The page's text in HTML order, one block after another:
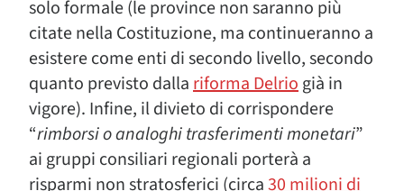
solo formale (le province non saranno più
citate nella Costituzione, ma continueranno a
esistere come enti di secondo livello, secondo
quanto previsto dallariforma Delriogià in
vigore). Infine, il divieto di corrispondere
“rimborsi o analoghi trasferimenti monetari”
ai gruppi consiliari regionali porterà a
risparmi non stratosferici (circa30 milioni di